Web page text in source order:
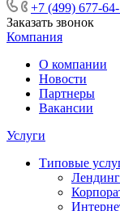
+7 (499) 677-
Заказать звонок
Компания
О компании
Новости
Партнеры
Вакансии
Услуги
Типовые
Лендинг